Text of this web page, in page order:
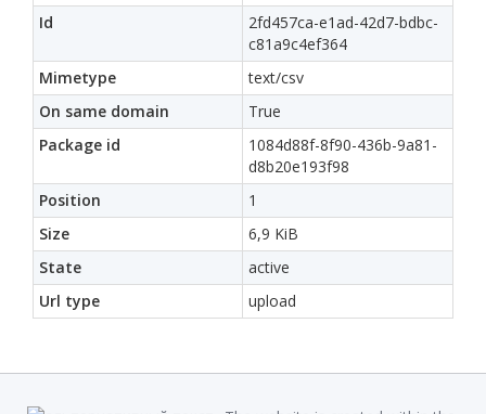
Id
2fd457ca-e1ad-42d7-bdbc-
c81a9c4ef364
Mimetype
text/csv
On same domain
True
Package id
1084d88f-8f90-436b-9a81-
d8b20e193f98
Position
1
Size
6,9 KiB
State
active
Url type
upload